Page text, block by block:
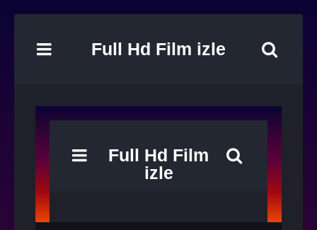
Full Hd Film izle